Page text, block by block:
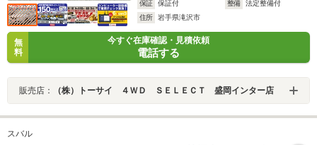
保証 保証付 整備
法定整備付
住所
岩手県滝沢市
無
料
今すぐ在庫確認・見積依頼
電話する
販売店： （株）トーサイ ４ＷＤ ＳＥＬＥＣＴ 盛岡インター店
スバル